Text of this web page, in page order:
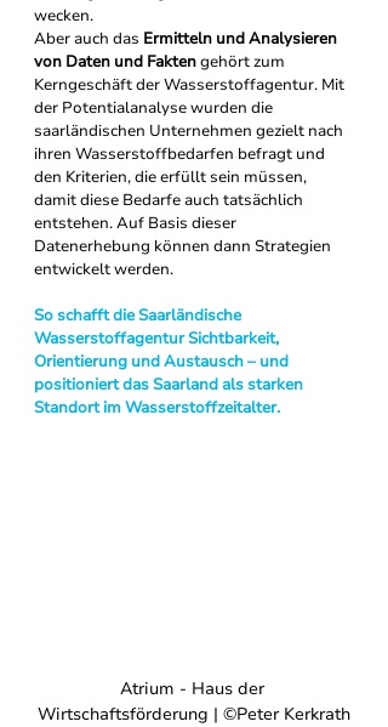
wecken.
Aber auch das Ermitteln und Analysieren
von Daten und Fakten gehört zum
Kerngeschäft der Wasserstoffagentur. Mit
der Potentialanalyse wurden die
saarländischen Unternehmen gezielt nach
ihren Wasserstoffbedarfen befragt und
den Kriterien, die erfüllt sein müssen,
damit diese Bedarfe auch tatsächlich
entstehen. Auf Basis dieser
Datenerhebung können dann Strategien
entwickelt werden.
So schafft die Saarländische
Wasserstoffagentur Sichtbarkeit,
Orientierung und Austausch – und
positioniert das Saarland als starken
Standort im Wasserstoffzeitalter.
Atrium - Haus der
Wirtschaftsförderung | ©Peter Kerkrath